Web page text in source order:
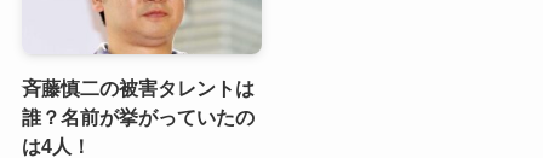
斉藤慎二の被害タレントは
誰？名前が挙がっていたの
は4人！